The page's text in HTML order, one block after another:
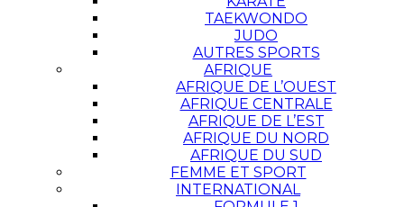
TAEKWONDO
JUDO
AUTRES SPORTS
AFRIQUE
AFRIQUE DE L’OUEST
AFRIQUE CENTRALE
AFRIQUE DE L’EST
AFRIQUE DU NORD
AFRIQUE DU SUD
FEMME ET SPORT
INTERNATIONAL